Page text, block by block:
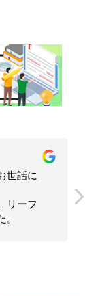
世話に
リーフ
く、
す。